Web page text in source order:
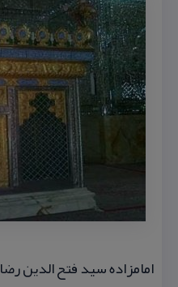
امامزاده سید فتح الدین رضا